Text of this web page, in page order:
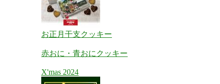
お正月干支クッキー
赤おに・青おにクッキー
X'mas 2024